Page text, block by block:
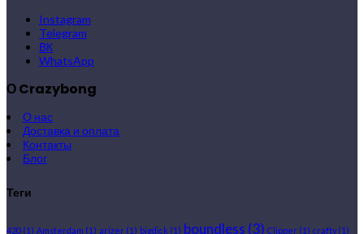
Instagram
Telegram
ВК
WhatsApp
О Crazybong
О нас
Доставка и оплата
Контакты
Блог
Теги
420 (1) Amsterdam (1) arizer (1) bigdick (1) boundless (3) Clipper (1) crafty(1)